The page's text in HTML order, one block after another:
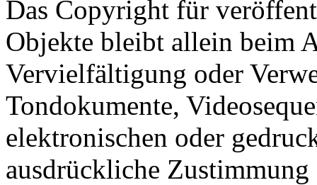
Das Copyright für
Objekte bleibt allein beim
Vervielfältigung oder
Tondokumente,
elektronischen oder
ausdrückliche